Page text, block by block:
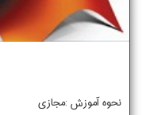
نحوه آموزش :مجازی